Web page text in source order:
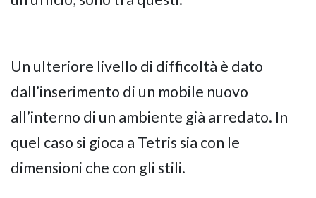
Un ulteriore livello di difficoltà è dato
dall’inserimento di un mobile nuovo
all’interno di un ambiente già arredato. In
quel caso si gioca a Tetris sia con le
dimensioni che con gli stili.